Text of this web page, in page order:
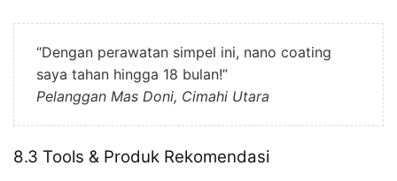
“Dengan perawatan simpel ini, nano coating
saya tahan hingga 18 bulan!”
Pelanggan Mas Doni, Cimahi Utara
8.3 Tools & Produk Rekomendasi